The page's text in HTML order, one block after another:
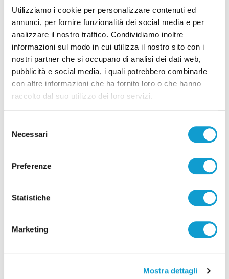
Utilizziamo i cookie per personalizzare contenuti ed
annunci, per fornire funzionalità dei social media e per
analizzare il nostro traffico. Condividiamo inoltre
informazioni sul modo in cui utilizza il nostro sito con i
nostri partner che si occupano di analisi dei dati web,
pubblicità e social media, i quali potrebbero combinarle
con altre informazioni che ha fornito loro o che hanno
raccolto dal suo utilizzo dei loro servizi.
delNecessari
Preferenze
Statistiche
Marketing
Mostra dettagli
Blitz antidroga al Montelago Celtic Festival:
12 persone segnalate
di Rossella Luciani